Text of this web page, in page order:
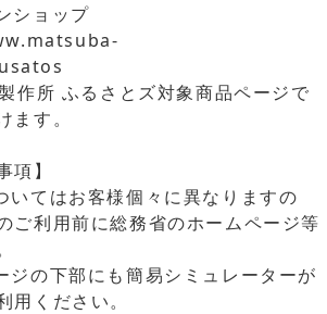
ショップ
作所 ふるさとズ対象商品ページで
ます。
項】
いてはお客様個々に異なりますの
ご利用前に総務省のホームページ等
ジの下部にも簡易シミュレーターが
用ください。